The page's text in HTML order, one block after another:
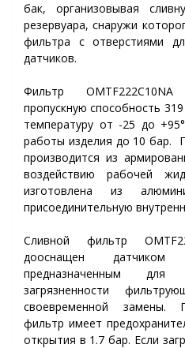
бак, организовывая
резервуара, снаружи
фильтра с отверстиями
датчиков.
Фильтр
пропускную способность
температуру от -25 до
работы изделия до 10 бар.
производится из
воздействию рабочей
изготовлена из
присоединительную
Сливной фильтр
дооснащен датчиком
предназначенным для
загрязненности
своевременной замены.
фильтр имеет
открытия в 1.7 бар. Если